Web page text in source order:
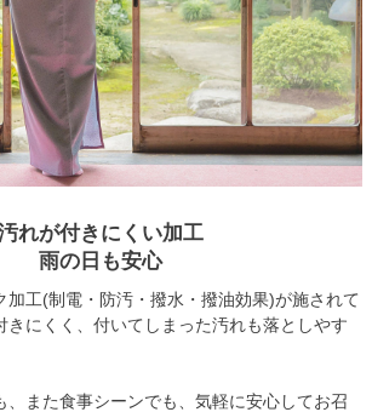
れが付きにくい加工
雨の日も安心
加工(制電・防汚・撥水・撥油効果)が施されて
きにくく、付いてしまった汚れも落としやす
、また食事シーンでも、気軽に安心してお召